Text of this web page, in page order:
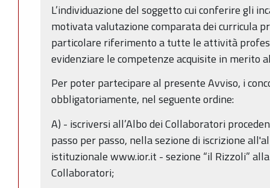
L’individuazione del soggetto cui conferire gli
motivata valutazione comparata dei curricula
particolare riferimento a tutte le attività
evidenziare le competenze acquisite in merito
Per poter partecipare al presente Avviso, i
obbligatoriamente, nel seguente ordine:
A) - iscriversi all’Albo dei Collaboratori
passo per passo, nella sezione di iscrizione
istituzionale www.ior.it - sezione “il Rizzoli”
Collaboratori;